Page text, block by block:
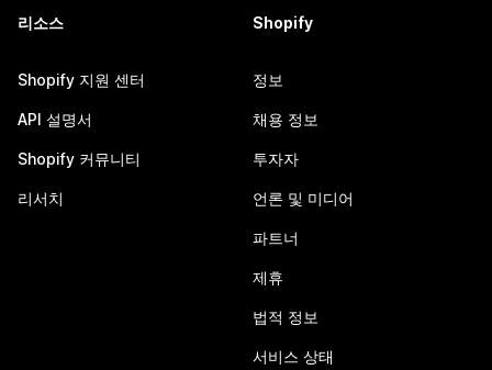
리소스
Shopify 지원 센터
API 설명서
Shopify 커뮤니티
리서치
Shopify
정보
채용 정보
투자자
언론 및 미디어
파트너
제휴
법적 정보
서비스 상태